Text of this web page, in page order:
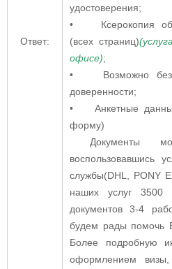
Ответ:
удостоверения;
• Ксерокопия
(всех страниц)
офисе);
• Возможно без
доверенности;
• Анкетные данные
форму)
Документы
воспользовавшись
службы(DHL, PONY
наших услуг 3500
документов 3-4
будем рады помочь
Более подробную
оформлением